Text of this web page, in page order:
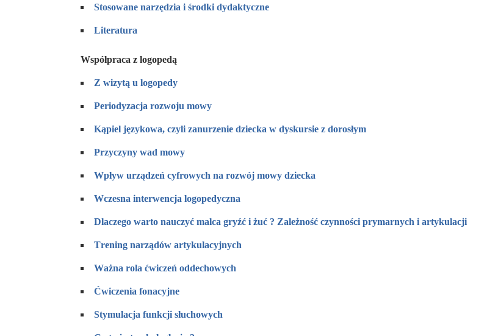
Stosowane narzędzia i środki dydaktyczne
Literatura
Współpraca z logopedą
Z wizytą u logopedy
Periodyzacja rozwoju mowy
Kąpiel językowa, czyli zanurzenie dziecka w dyskursie z dorosłym
Przyczyny wad mowy
Wpływ urządzeń cyfrowych na rozwój mowy dziecka
Wczesna interwencja logopedyczna
Dlaczego warto nauczyć malca gryźć i żuć ? Zależność czynności prymarnych i artykulacji
Trening narządów artykulacyjnych
Ważna rola ćwiczeń oddechowych
Ćwiczenia fonacyjne
Stymulacja funkcji słuchowych